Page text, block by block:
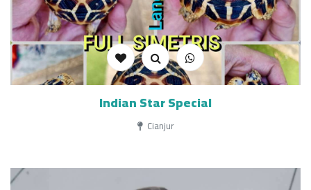
Indian Star Special
Cianjur